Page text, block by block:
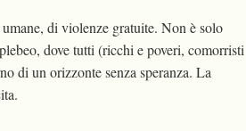
di violenze gratuite. Non è solo
dove tutti (ricchi e poveri, comorristi
di un orizzonte senza speranza. La